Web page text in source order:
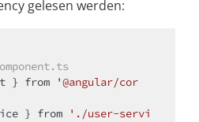
gelesen werden:
} from
'@angular/cor
} from
'./user-servi